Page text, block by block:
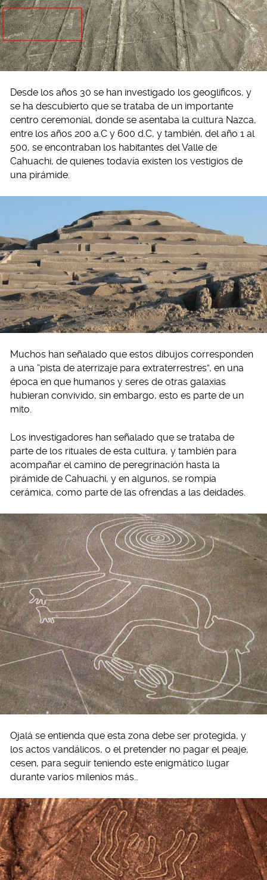
Desde los años 30 se han investigado los geoglificos, y
se ha descubierto que se trataba de un importante
centro ceremonial, donde se asentaba la cultura Nazca,
entre los años 200 a.C y 600 d.C, y también, del año 1 al
500, se encontraban los habitantes del Valle de
Cahuachi, de quienes todavía existen los vestigios de
una pirámide.
Muchos han señalado que estos dibujos corresponden
a una “pista de aterrizaje para extraterrestres”, en una
época en que humanos y seres de otras galaxias
hubieran convivido, sin embargo, esto es parte de un
mito.
Los investigadores han señalado que se trataba de
parte de los rituales de esta cultura, y también para
acompañar el camino de peregrinación hasta la
pirámide de Cahuachi, y en algunos, se rompía
cerámica, como parte de las ofrendas a las deidades.
Ojalá se entienda que esta zona debe ser protegida, y
los actos vandálicos, o el pretender no pagar el peaje,
cesen, para seguir teniendo este enigmático lugar
durante varios milenios más…